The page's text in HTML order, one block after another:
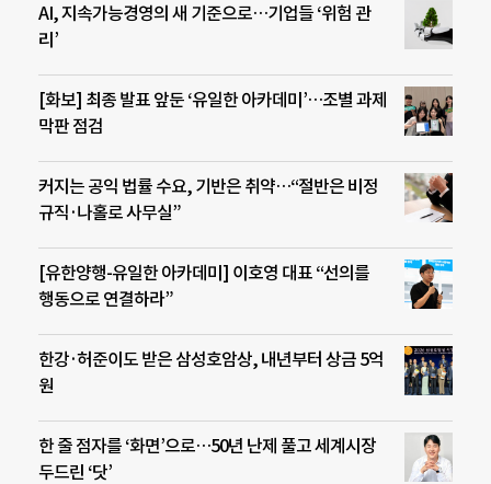
AI, 지속가능경영의 새 기준으로…기업들 ‘위험 관
리’
[화보] 최종 발표 앞둔 ‘유일한 아카데미’…조별 과제
막판 점검
커지는 공익 법률 수요, 기반은 취약…“절반은 비정
규직·나홀로 사무실”
[유한양행-유일한 아카데미] 이호영 대표 “선의를
행동으로 연결하라”
한강·허준이도 받은 삼성호암상, 내년부터 상금 5억
원
한 줄 점자를 ‘화면’으로…50년 난제 풀고 세계시장
두드린 ‘닷’